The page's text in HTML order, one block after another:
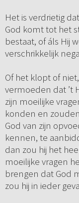
Het is verdrietig
God komt tot het
bestaat, of áls Hij
verschrikkelijk
Of het klopt of
vermoeden dat ’t
zijn moeilijke
konden en
God van zijn
kennen, te
dan zou hij het
moeilijke vragen
brengen dat God
zou hij in ieder